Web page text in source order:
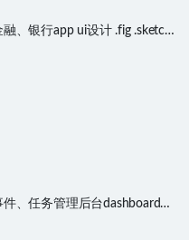
融、银行app ui设计 .fig .sketch
件、任务管理后台dashboard